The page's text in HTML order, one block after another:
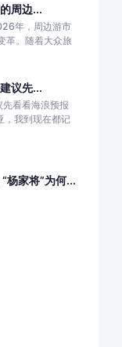
周边...
年，周边游市
革。随着大众旅
议先...
看看海浪预报
，我到现在都记
杨家将”为何...